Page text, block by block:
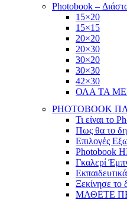
Photobook –
15×20
15×15
20×20
20×30
30×20
30×30
42×30
ΟΛΑ ΤΑ
PHOTOBOOK
Τι είναι το
Πως θα το
Επιλογές
Photobook
Γκαλερί
Ξεκίνησε το
ΜΑΘΕΤΕ